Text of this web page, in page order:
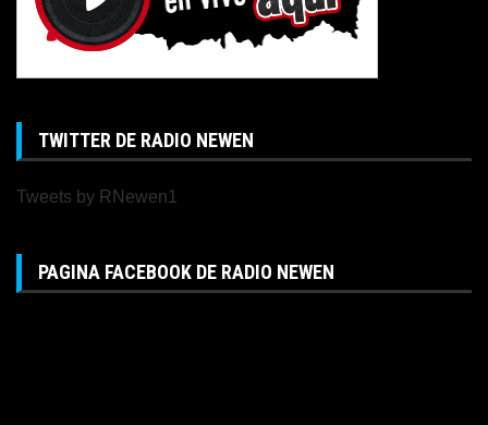
TWITTER DE RADIO NEWEN
Tweets by RNewen1
PAGINA FACEBOOK DE RADIO NEWEN